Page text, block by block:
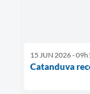
15 JUN 2026 -
Catanduva